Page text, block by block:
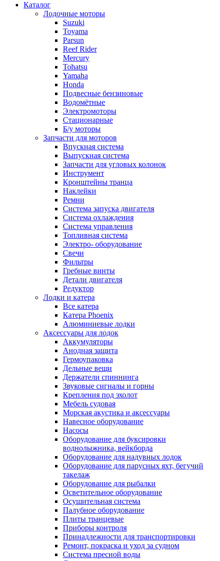
Каталог
Лодочные моторы
Suzuki
Toyama
Parsun
Reef Rider
Mercury
Tohatsu
Yamaha
Honda
Подвесные бензиновые
Водомётные
Электромоторы
Стационарные
Б/у моторы
Запчасти для моторов
Впускная система
Выпускная система
Запчасти для угловых колонок
Инструмент
Кронштейны транца
Наклейки
Ремни
Система запуска двигателя
Система охлаждения
Система управления
Топливная система
Электро- оборудование
Свечи
Фильтры
Гребные винты
Детали двигателя
Редуктор
Лодки и катера
Все катера
Катера Phoenix
Алюминиевые лодки
Аксессуары для лодок
Аккумуляторы
Анодная защита
Гермоупаковка
Дельные вещи
Держатели спиннинга
Звуковые сигналы и горны
Крепления под эхолот
Мебель судовая
Морская акустика и аксессуары
Навесное оборудование
Насосы
Оборудование для буксировки
воднолыжника, вейкборда
Оборудование для надувных лодок
Оборудование для парусных яхт, бегучий
такелаж
Оборудование для рыбалки
Осветительное оборудование
Осушительная система
Палубное оборудование
Плиты транцевые
Приборы контроля
Принадлежности для транспортировки
Ремонт, покраска и уход за судном
Система пресной воды